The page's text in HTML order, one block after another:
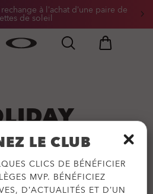
à l’achat d’une paire de
de soleil
verres de rechange à
LE CLUB
CLICS DE BÉNÉFICIER
MVP. BÉNÉFICIEZ
D’ACTUALITÉS ET D’UN